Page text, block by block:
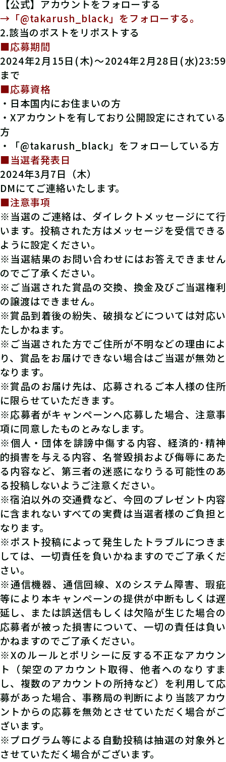
【公式】アカウントをフォローする
→「@takarush_black」をフォローする。
2.該当のポストをリポストする
■応募期間
2024年2月15日(木)～2024年2月28日(水)23:59
まで
■応募資格
・日本国内にお住まいの方
・Xアカウントを有しており公開設定にされている
方
・「@takarush_black」をフォローしている方
■当選者発表日
2024年3月7日（木）
DMにてご連絡いたします。
■注意事項
※当選のご連絡は、ダイレクトメッセージにて行
います。投稿された方はメッセージを受信できる
ように設定ください。
※当選結果のお問い合わせにはお答えできません
のでご了承ください。
※ご当選された賞品の交換、換金及びご当選権利
の譲渡はできません。
※賞品到着後の紛失、破損などについては対応い
たしかねます。
※ご当選された方でご住所が不明などの理由によ
り、賞品をお届けできない場合はご当選が無効と
なります。
※賞品のお届け先は、応募されるご本人様の住所
に限らせていただきます。
※応募者がキャンペーンへ応募した場合、注意事
項に同意したものとみなします。
※個人・団体を誹謗中傷する内容、経済的･精神
的損害を与える内容、名誉毀損および侮辱にあた
る内容など、第三者の迷惑になりうる可能性のあ
る投稿しないようご注意ください。
※宿泊以外の交通費など、今回のプレゼント内容
に含まれないすべての実費は当選者様のご負担と
なります。
※ポスト投稿によって発生したトラブルにつきま
しては、一切責任を負いかねますのでご了承くだ
さい。
※通信機器、通信回線、Xのシステム障害、瑕疵
等により本キャンペーンの提供が中断もしくは遅
延し、または誤送信もしくは欠陥が生じた場合の
応募者が被った損害について、一切の責任は負い
かねますのでご了承ください。
※Xのルールとポリシーに反する不正なアカウン
ト（架空のアカウント取得、他者へのなりすま
し、複数のアカウントの所持など）を利用して応
募があった場合、事務局の判断により当該アカウ
ントからの応募を無効とさせていただく場合がご
ざいます。
※プログラム等による自動投稿は抽選の対象外と
させていただく場合がございます。